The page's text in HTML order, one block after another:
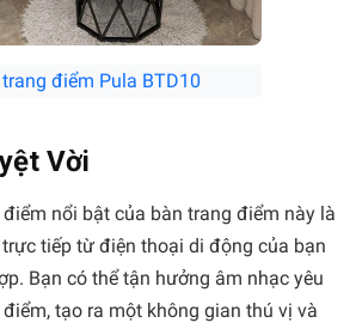
điểm Pula BTD10
Vời
nổi bật của bàn trang điểm này là
tiếp từ điện thoại di động của bạn
Bạn có thể tận hưởng âm nhạc yêu
tạo ra một không gian thú vị và